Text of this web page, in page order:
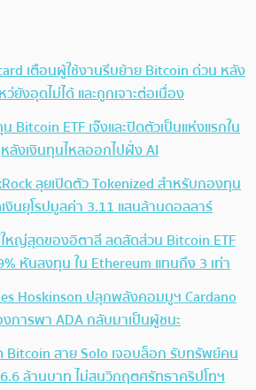
เตือนผู้ใช้งานรีบย้าย Bitcoin ด่วน หลัง
ว่ยังอุดไม่ได้ และถูกเจาะต่อเนื่อง
Bitcoin ETF เจ๊งและปิดตัวเป็นแห่งแรกใน
ลังเงินทุนไหลออกไปฝั่ง AI
ลุยเปิดตัว Tokenized สำหรับกองทุน
งินยุโรปมูลค่า 3.11 แสนล้านดอลลาร์
หญ่สุดของอิตาลี ลดสัดส่วน Bitcoin ETF
หันลงทุน ใน Ethereum แทนถึง 3 เท่า
Hoskinson ปลุกพลังคอมมูฯ Cardano
การพา ADA กลับมาเป็นผู้ชนะ
Bitcoin สาย Solo เจอบล็อก รับทรัพย์คน
ล้านบาท ไม่สนวิกฤตศรัทธาคริปโทฯ